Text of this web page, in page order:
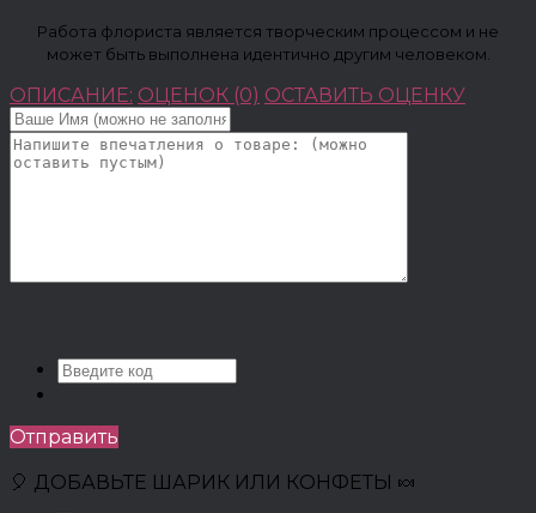
Работа флориста является творческим процессом и не
может быть выполнена идентично другим человеком.
ОПИСАНИЕ: ОЦЕНОК (0) ОСТАВИТЬ ОЦЕНКУ
Отправить
🎈 ДОБАВЬТЕ ШАРИК ИЛИ КОНФЕТЫ 🍬